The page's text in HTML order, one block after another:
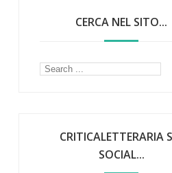
CERCA NEL SITO...
CRITICALETTERARIA
SOCIAL...